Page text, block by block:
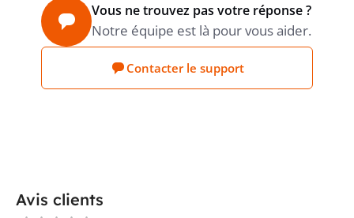
APPLICATION SPÉCIALE
Vous ne trouvez pas votre réponse ?
Notre équipe est là pour vous aider.
Contacter le support
Avis clients